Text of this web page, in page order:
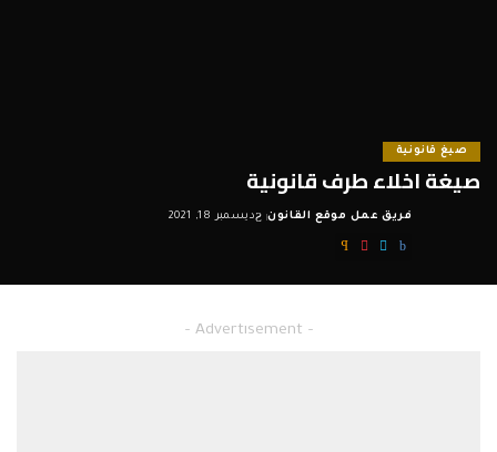
صيغ قانونية
صيغة اخلاء طرف قانونية
Posted
by
فريق عمل موقع القانون ديسمبر 18, 2021
– Advertisement –